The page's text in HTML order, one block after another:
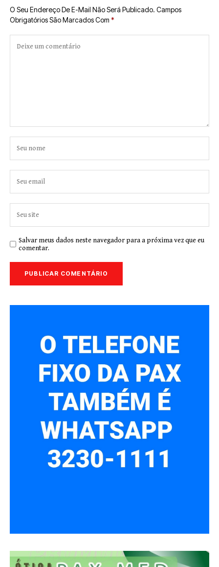
O Seu Endereço De E-Mail Não Será Publicado. Campos
Obrigatórios São Marcados Com *
Salvar meus dados neste navegador para a próxima vez que eu
comentar.